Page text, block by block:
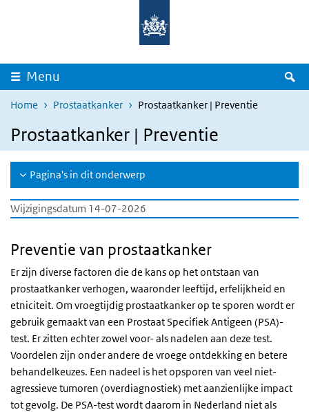
Overslaan en naar de inhoud gaan
Menu
Home Prostaatkanker Prostaatkanker | Preventie
Prostaatkanker | Preventie
Pagina's in dit onderwerp
Wijzigingsdatum 14-07-2026
Preventie van prostaatkanker
Er zijn diverse factoren die de kans op het ontstaan van
prostaatkanker verhogen, waaronder leeftijd, erfelijkheid en
etniciteit. Om vroegtijdig prostaatkanker op te sporen wordt er
gebruik gemaakt van een Prostaat Specifiek Antigeen (PSA)-
test. Er zitten echter zowel voor- als nadelen aan deze test.
Voordelen zijn onder andere de vroege ontdekking en betere
behandelkeuzes. Een nadeel is het opsporen van veel niet-
agressieve tumoren (overdiagnostiek) met aanzienlijke impact
tot gevolg. De PSA-test wordt daarom in Nederland niet als